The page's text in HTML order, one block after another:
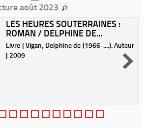
août 2023
LES HEURES SOUTERRAINES :
ROMAN / DELPHINE DE...
Livre | Vigan, Delphine de (1966-....). Auteur
| 2009